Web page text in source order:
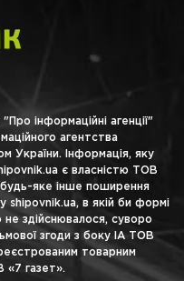
інформаційні агенції"
агентства
України. Інформація, яку
є власністю ТОВ
яке інше поширення
shipovnik.ua, в якій би формі
здійснювалося, суворо
згоди з боку ІА ТОВ
товарним
«7 газет».